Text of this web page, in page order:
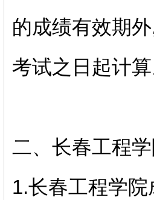
的成绩有效期
考试之日起计算
二、长春工程
1.长春工程学